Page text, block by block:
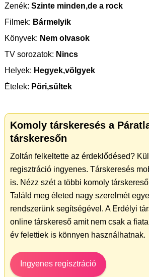
Zenék: Szinte minden,de a rock
Filmek: Bármelyik
Könyvek: Nem olvasok
TV sorozatok: Nincs
Helyek: Hegyek,völgyek
Ételek: Pöri,sűltek
Komoly társkeresés a
társkeresőn
Zoltán felkeltette az érdeklődésed?
regisztráció ingyenes. Társkeresés
is. Nézz szét a többi komoly
Találd meg életed nagy szerelmét
rendszerünk segítségével. A Erdélyi
online társkereső amit nem csak a
év felettiek is könnyen használhatnak.
Ingyenes regisztráció